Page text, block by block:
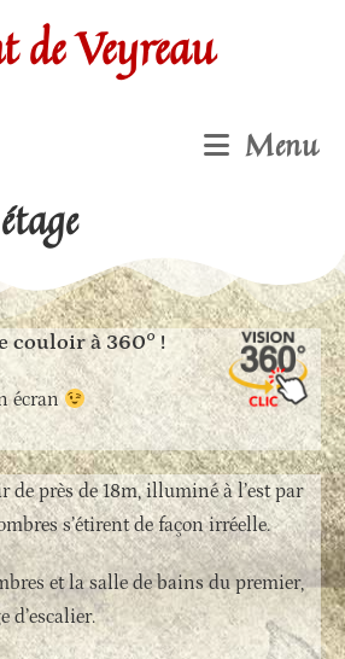
de Veyreau
Menu
couloir à 360° !
écran
de près de 18m, illuminé à l’est par
s’étirent de façon irréelle.
et la salle de bains du premier,
d’escalier.